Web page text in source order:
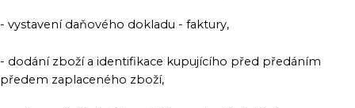
- vystavení daňového dokladu - faktury,
- dodání zboží a identifikace kupujícího před předáním
předem zaplaceného zboží,